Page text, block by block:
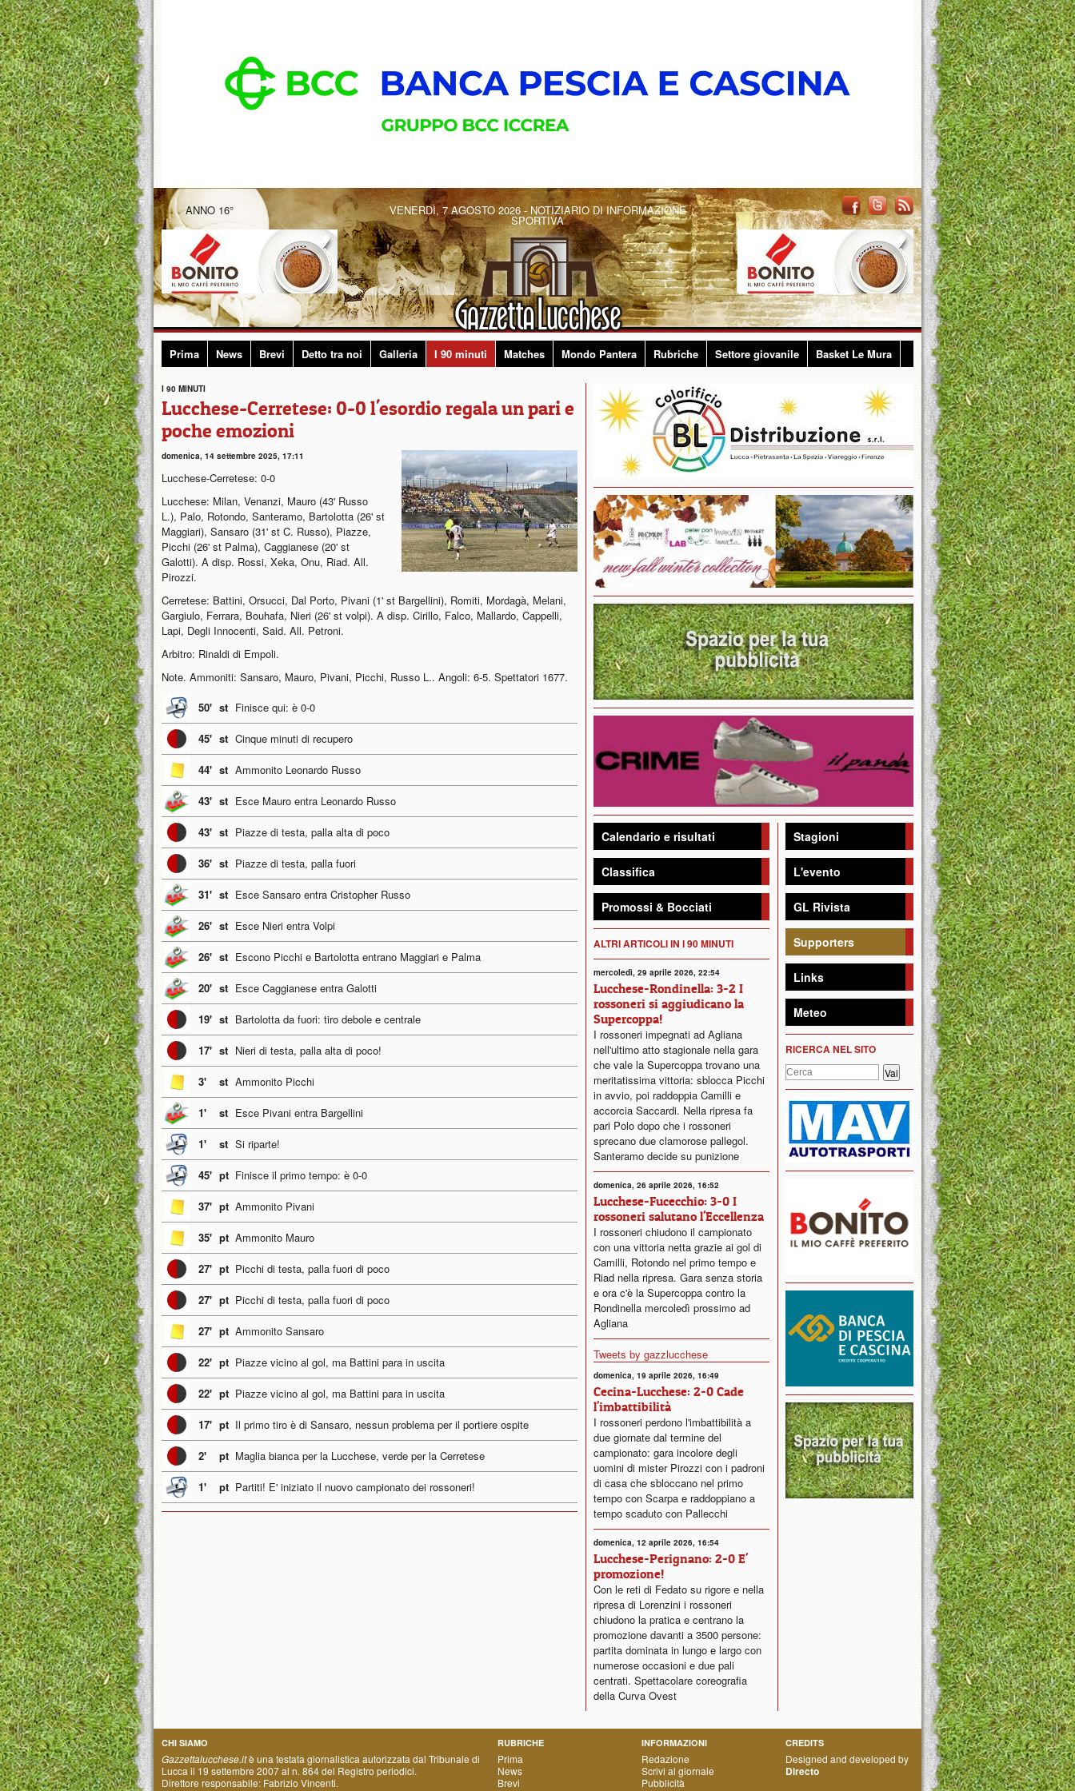
ANNO 16° VENERDÌ, 7 AGOSTO 2026 - NOTIZIARIO DI INFORMAZIONE
SPORTIVA
Prima News Brevi Detto tra noi Galleria I 90 minuti Matches Mondo Pantera Rubriche Settore giovanile Basket Le Mura
I 90 MINUTI
Lucchese-Cerretese: 0-0 l'esordio regala un pari e
poche emozioni
domenica, 14 settembre 2025, 17:11
Lucchese-Cerretese: 0-0
Lucchese: Milan, Venanzi, Mauro (43' Russo
L.), Palo, Rotondo, Santeramo, Bartolotta (26' st
Maggiari), Sansaro (31' st C. Russo), Piazze,
Picchi (26' st Palma), Caggianese (20' st
Galotti). A disp. Rossi, Xeka, Onu, Riad. All.
Pirozzi.
Cerretese: Battini, Orsucci, Dal Porto, Pivani (1' st Bargellini), Romiti, Mordagà, Melani,
Gargiulo, Ferrara, Bouhafa, Nieri (26' st volpi). A disp. Cirillo, Falco, Mallardo, Cappelli,
Lapi, Degli Innocenti, Said. All. Petroni.
Arbitro: Rinaldi di Empoli.
Note. Ammoniti: Sansaro, Mauro, Pivani, Picchi, Russo L.. Angoli: 6-5. Spettatori 1677.
50' st Finisce qui: è 0-0
45' st Cinque minuti di recupero
44' st Ammonito Leonardo Russo
43' st Esce Mauro entra Leonardo Russo
43' st Piazze di testa, palla alta di poco
36' st Piazze di testa, palla fuori
31' st Esce Sansaro entra Cristopher Russo
26' st Esce Nieri entra Volpi
26' st Escono Picchi e Bartolotta entrano Maggiari e Palma
20' st Esce Caggianese entra Galotti
19' st Bartolotta da fuori: tiro debole e centrale
17' st Nieri di testa, palla alta di poco!
3' st Ammonito Picchi
1' st Esce Pivani entra Bargellini
1' st Si riparte!
45' pt Finisce il primo tempo: è 0-0
37' pt Ammonito Pivani
35' pt Ammonito Mauro
27' pt Picchi di testa, palla fuori di poco
27' pt Picchi di testa, palla fuori di poco
27' pt Ammonito Sansaro
22' pt Piazze vicino al gol, ma Battini para in uscita
22' pt Piazze vicino al gol, ma Battini para in uscita
17' pt Il primo tiro è di Sansaro, nessun problema per il portiere ospite
2' pt Maglia bianca per la Lucchese, verde per la Cerretese
1' pt Partiti! E' iniziato il nuovo campionato dei rossoneri!
Calendario e risultati
Classifica
Promossi & Bocciati
ALTRI ARTICOLI IN I 90 MINUTI
mercoledì, 29 aprile 2026, 22:54
Lucchese-Rondinella: 3-2 I
rossoneri si aggiudicano la
Supercoppa!
I rossoneri impegnati ad Agliana
nell'ultimo atto stagionale nella gara
che vale la Supercoppa trovano una
meritatissima vittoria: sblocca Picchi
in avvio, poi raddoppia Camilli e
accorcia Saccardi. Nella ripresa fa
pari Polo dopo che i rossoneri
sprecano due clamorose pallegol.
Santeramo decide su punizione
domenica, 26 aprile 2026, 16:52
Lucchese-Fucecchio: 3-0 I
rossoneri salutano l'Eccellenza
I rossoneri chiudono il campionato
con una vittoria netta grazie ai gol di
Camilli, Rotondo nel primo tempo e
Riad nella ripresa. Gara senza storia
e ora c'è la Supercoppa contro la
Rondinella mercoledì prossimo ad
Agliana
Tweets by gazzlucchese
domenica, 19 aprile 2026, 16:49
Cecina-Lucchese: 2-0 Cade
l'imbattibilità
I rossoneri perdono l'imbattibilità a
due giornate dal termine del
campionato: gara incolore degli
uomini di mister Pirozzi con i padroni
di casa che sbloccano nel primo
tempo con Scarpa e raddoppiano a
tempo scaduto con Pallecchi
domenica, 12 aprile 2026, 16:54
Lucchese-Perignano: 2-0 E'
promozione!
Con le reti di Fedato su rigore e nella
ripresa di Lorenzini i rossoneri
chiudono la pratica e centrano la
promozione davanti a 3500 persone:
partita dominata in lungo e largo con
numerose occasioni e due pali
centrati. Spettacolare coreografia
della Curva Ovest
Stagioni
L'evento
GL Rivista
Supporters
Links
Meteo
RICERCA NEL SITO
CHI SIAMO
Gazzettalucchese.itè una testata giornalistica autorizzata dal Tribunale di
Lucca il 19 settembre 2007 al n. 864 del Registro periodici.
Direttore responsabile: Fabrizio Vincenti.
RUBRICHE
Prima
News
Brevi
INFORMAZIONI
Redazione
Scrivi al giornale
Pubblicità
CREDITS
Designed and developed by
Directo